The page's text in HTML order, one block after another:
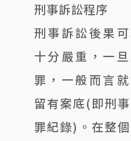
刑事訴訟程序
刑事訴訟後果
十分嚴重，一
罪，一般而言
留有案底(即刑
罪紀錄)。在整